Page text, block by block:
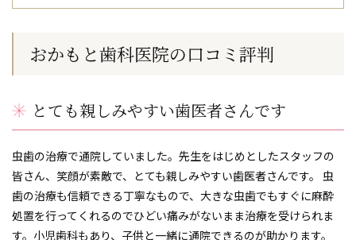
おかもと歯科医院の口コミ評判
とても親しみやすい歯医者さんです
虫歯の治療で通院していました。先生をはじめとしたスタッフの
皆さん、笑顔が素敵で、とても親しみやすい歯医者さんです。 虫
歯の治療も信頼できる丁寧なもので、大きな虫歯でもすぐに麻酔
処置を行ってくれるのでひどい痛みがないまま治療を受けられま
す。小児歯科もあり、子供と一緒に通院できるのが助かります。